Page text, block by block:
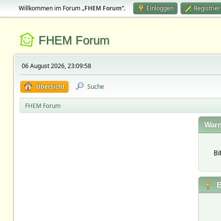
Willkommen im Forum „FHEM Forum“. Einloggen
FHEM Forum
06 August 2026, 23:09:58
Übersicht Suche
FHEM Forum